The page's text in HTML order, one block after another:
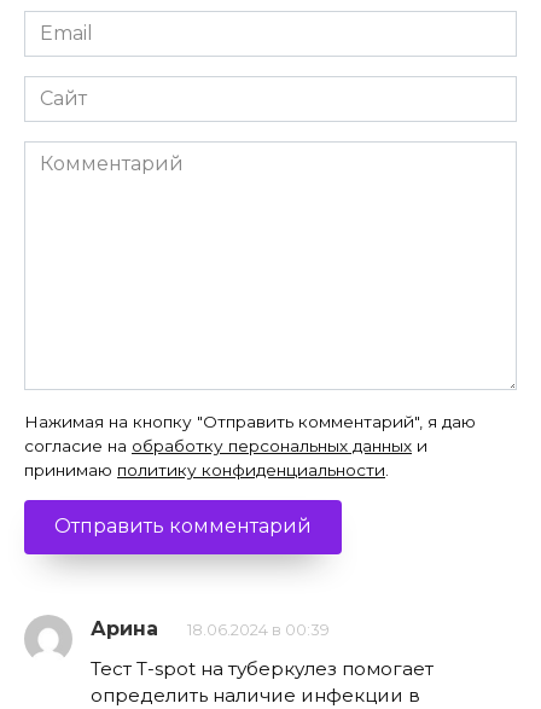
Email
*
Сайт
Комментарий
Нажимая на кнопку "Отправить комментарий", я даю
согласие на обработку персональных данных и
принимаю политику конфиденциальности
Арина 18.06.2024 в 00:39
Тест T-spot на туберкулез помогает
определить наличие инфекции в